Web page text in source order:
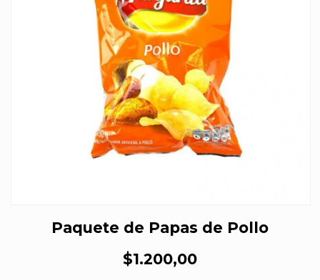
Paquete de Papas de Pollo
$1.200,00